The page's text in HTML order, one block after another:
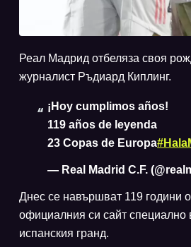
Реал Мадрид отбеляза своя
журналист Ръдиард Киплинг.
¡Hoy cumplimos años!
119 años de leyenda
23 Copas de Europa
— Real Madrid C.F.
Днес се навършват 119 години
официалния си сайт специално
испанския гранд.